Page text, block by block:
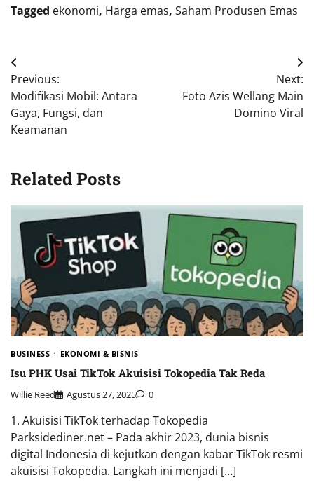
Tagged ekonomi, Harga emas, Saham Produsen Emas
Navigasi
pos
Previous:
Modifikasi Mobil: Antara
Gaya, Fungsi, dan
Keamanan
Next:
Foto Azis Wellang Main
Domino Viral
Related Posts
BUSINESS EKONOMI & BISNIS
Isu PHK Usai TikTok Akuisisi Tokopedia Tak Reda
Willie Reed Agustus 27, 2025 0
1. Akuisisi TikTok terhadap Tokopedia
Parksidediner.net – Pada akhir 2023, dunia bisnis
digital Indonesia di kejutkan dengan kabar TikTok resmi
akuisisi Tokopedia. Langkah ini menjadi […]